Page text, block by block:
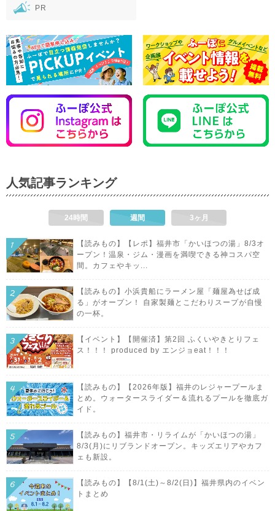
PR
人気記事ランキング
24時間 週間 3ヶ月
【読みもの】【レポ】福井市「かいほつの湯」8/3オ
ープン！温泉・ジム・漫画を満喫できる神コスパ空
間。カフェやキッ...
【読みもの】小浜貴船にラーメン屋「麺屋為せば成
る」がオープン！ 自家製麺とこだわりスープが自慢
の一杯。
【イベント】【開催済】第2回 ふくいやきとりフェ
ス！！！ produced by エンジョeat！！！
【読みもの】【2026年版】福井のレジャープールま
とめ。ウォータースライダー＆流れるプールを徹底ガ
イド。
【読みもの】福井市・リライムが「かいほつの湯」
8/3(月)にリブランドオープン。キッズエリアやカフ
ェも新設。
【読みもの】【8/1(土)～8/2(日)】福井県内のイベン
トまとめ